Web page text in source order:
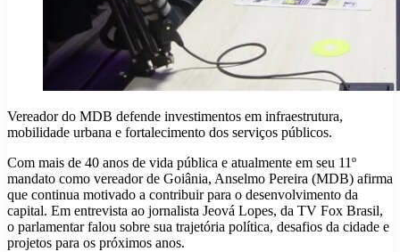
Vereador do MDB defende investimentos em infraestrutura,
mobilidade urbana e fortalecimento dos serviços públicos.
Com mais de 40 anos de vida pública e atualmente em seu 11º
mandato como vereador de Goiânia, Anselmo Pereira (MDB) afirma
que continua motivado a contribuir para o desenvolvimento da
capital. Em entrevista ao jornalista Jeová Lopes, da TV Fox Brasil,
o parlamentar falou sobre sua trajetória política, desafios da cidade e
projetos para os próximos anos.